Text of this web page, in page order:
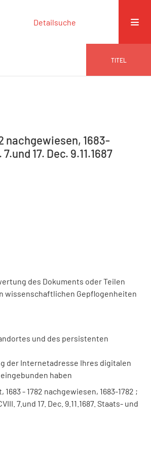
Detailsuche
TITEL
nachgewiesen, 1683-
17. Dec. 9.11.1687
des Dokuments oder Teilen
wissenschaftlichen Gepflogenheiten
und des persistenten
der Internetadresse Ihres digitalen
haben
- 1782 nachgewiesen, 1683-1782 ;
7.und 17. Dec. 9.11.1687. Staats- und